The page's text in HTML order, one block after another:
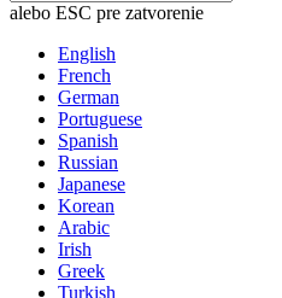
alebo ESC pre zatvorenie
English
French
German
Portuguese
Spanish
Russian
Japanese
Korean
Arabic
Irish
Greek
Turkish